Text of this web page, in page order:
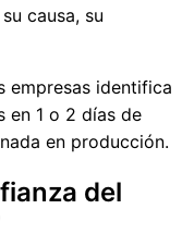
causa, su
empresas identifica
en 1 o 2 días de
en producción.
del